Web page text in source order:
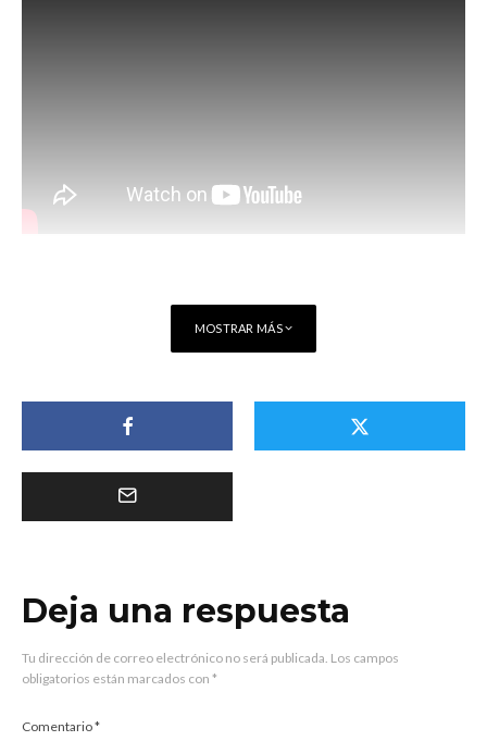
MOSTRAR MÁS
Deja una respuesta
Tu dirección de correo electrónico no será publicada. Los campos
obligatorios están marcados con *
Comentario*